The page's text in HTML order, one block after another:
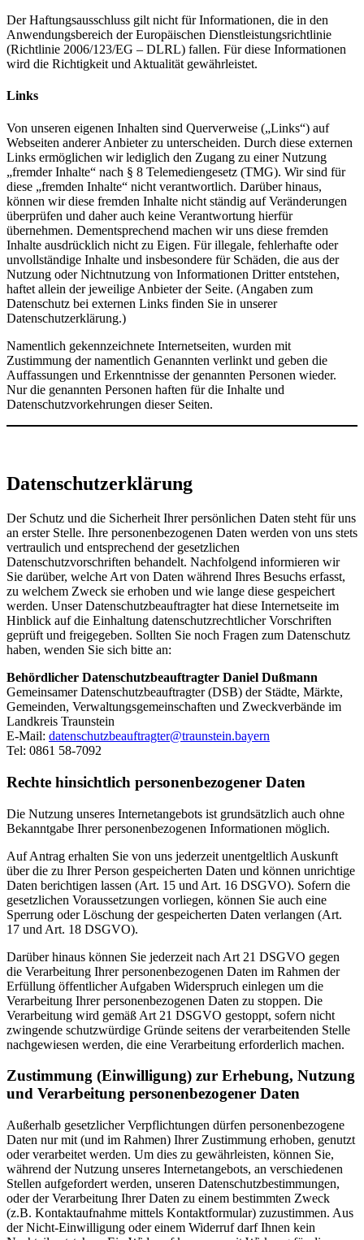
Der Haftungsausschluss gilt nicht für Informationen, die in den
Anwendungsbereich der Europäischen Dienstleistungsrichtlinie
(Richtlinie 2006/123/EG – DLRL) fallen. Für diese Informationen
wird die Richtigkeit und Aktualität gewährleistet.
Links
Von unseren eigenen Inhalten sind Querverweise („Links“) auf
Webseiten anderer Anbieter zu unterscheiden. Durch diese externen
Links ermöglichen wir lediglich den Zugang zu einer Nutzung
„fremder Inhalte“ nach § 8 Telemediengesetz (TMG). Wir sind für
diese „fremden Inhalte“ nicht verantwortlich. Darüber hinaus,
können wir diese fremden Inhalte nicht ständig auf Veränderungen
überprüfen und daher auch keine Verantwortung hierfür
übernehmen. Dementsprechend machen wir uns diese fremden
Inhalte ausdrücklich nicht zu Eigen. Für illegale, fehlerhafte oder
unvollständige Inhalte und insbesondere für Schäden, die aus der
Nutzung oder Nichtnutzung von Informationen Dritter entstehen,
haftet allein der jeweilige Anbieter der Seite. (Angaben zum
Datenschutz bei externen Links finden Sie in unserer
Datenschutzerklärung.)
Namentlich gekennzeichnete Internetseiten, wurden mit
Zustimmung der namentlich Genannten verlinkt und geben die
Auffassungen und Erkenntnisse der genannten Personen wieder.
Nur die genannten Personen haften für die Inhalte und
Datenschutzvorkehrungen dieser Seiten.
Datenschutzerklärung
Der Schutz und die Sicherheit Ihrer persönlichen Daten steht für uns
an erster Stelle. Ihre personenbezogenen Daten werden von uns stets
vertraulich und entsprechend der gesetzlichen
Datenschutzvorschriften behandelt. Nachfolgend informieren wir
Sie darüber, welche Art von Daten während Ihres Besuchs erfasst,
zu welchem Zweck sie erhoben und wie lange diese gespeichert
werden. Unser Datenschutzbeauftragter hat diese Internetseite im
Hinblick auf die Einhaltung datenschutzrechtlicher Vorschriften
geprüft und freigegeben. Sollten Sie noch Fragen zum Datenschutz
haben, wenden Sie sich bitte an:
Behördlicher Datenschutzbeauftragter Daniel Dußmann
Gemeinsamer Datenschutzbeauftragter (DSB) der Städte, Märkte,
Gemeinden, Verwaltungsgemeinschaften und Zweckverbände im
Landkreis Traunstein
E-Mail: datenschutzbeauftragter@traunstein.bayern
Tel: 0861 58-7092
Rechte hinsichtlich personenbezogener Daten
Die Nutzung unseres Internetangebots ist grundsätzlich auch ohne
Bekanntgabe Ihrer personenbezogenen Informationen möglich.
Auf Antrag erhalten Sie von uns jederzeit unentgeltlich Auskunft
über die zu Ihrer Person gespeicherten Daten und können unrichtige
Daten berichtigen lassen (Art. 15 und Art. 16 DSGVO). Sofern die
gesetzlichen Voraussetzungen vorliegen, können Sie auch eine
Sperrung oder Löschung der gespeicherten Daten verlangen (Art.
17 und Art. 18 DSGVO).
Darüber hinaus können Sie jederzeit nach Art 21 DSGVO gegen
die Verarbeitung Ihrer personenbezogenen Daten im Rahmen der
Erfüllung öffentlicher Aufgaben Widerspruch einlegen um die
Verarbeitung Ihrer personenbezogenen Daten zu stoppen. Die
Verarbeitung wird gemäß Art 21 DSGVO gestoppt, sofern nicht
zwingende schutzwürdige Gründe seitens der verarbeitenden Stelle
nachgewiesen werden, die eine Verarbeitung erforderlich machen.
Zustimmung (Einwilligung) zur Erhebung, Nutzung
und Verarbeitung personenbezogener Daten
Außerhalb gesetzlicher Verpflichtungen dürfen personenbezogene
Daten nur mit (und im Rahmen) Ihrer Zustimmung erhoben, genutzt
oder verarbeitet werden. Um dies zu gewährleisten, können Sie,
während der Nutzung unseres Internetangebots, an verschiedenen
Stellen aufgefordert werden, unseren Datenschutzbestimmungen,
oder der Verarbeitung Ihrer Daten zu einem bestimmten Zweck
(z.B. Kontaktaufnahme mittels Kontaktformular) zuzustimmen. Aus
der Nicht-Einwilligung oder einem Widerruf darf Ihnen kein